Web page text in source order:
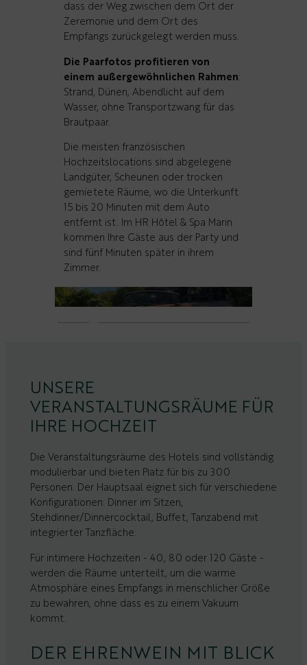
dass der Weg zwischen dem Ort der
Zeremonie und dem Ort des
Empfangs zurückgelegt werden muss.
Die Paarfotos profitieren von
einem außergewöhnlichen Rahmen:
Strand, Dünen, Abendlicht auf dem
Wasser, ohne Transportzwang für das
Brautpaar.
Die meisten französischen
Hochzeitslocations sind abgelegene
Landgüter, Scheunen oder trocken
gemietete Räume, wo die Unterkunft
15 bis 20 Minuten mit dem Auto
entfernt ist. Im HR Hôtel & Spa Marin
kommen Ihre Gäste aus der Party und
sind fünf Minuten später in ihrem
Zimmer.
UNSERE
VERANSTALTUNGSRÄUME FÜR
IHRE HOCHZEIT
Die Veranstaltungsräume des Hotels sind vollständig
modulierbar und bieten Platz für bis zu 300
Personen. Der Hauptsaal eignet sich für verschiedene
Konfigurationen: Dinner im Sitzen,
Stehdinner/Dinnercocktail, Buffet, Tanzabend mit
integrierter Tanzfläche.
Für intimere Hochzeiten - 40, 80 oder 120 Gäste -
werden die Räume unterteilt, um die warme
Atmosphäre eines Empfangs in menschlicher Größe
zu bewahren, ohne dass es zu einem Vakuum
kommt.
DER EHRENWEIN MIT BLICK